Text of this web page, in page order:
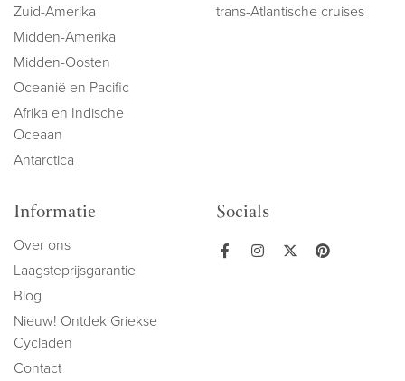
Zuid-Amerika
Midden-Amerika
Midden-Oosten
Oceanië en Pacific
Afrika en Indische
Oceaan
Antarctica
trans-Atlantische cruises
Informatie
Over ons
Laagsteprijsgarantie
Blog
Nieuw! Ontdek Griekse
Cycladen
Contact
Socials